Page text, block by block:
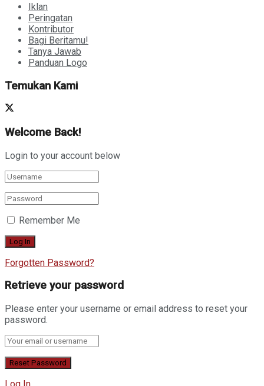
Iklan
Peringatan
Kontributor
Bagi Beritamu!
Tanya Jawab
Panduan Logo
Temukan Kami
Welcome Back!
Login to your account below
Remember Me
Forgotten Password?
Retrieve your password
Please enter your username or email address to reset your
password.